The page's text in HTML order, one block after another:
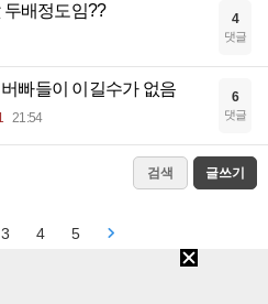
두배정도임?? 4
댓글
빠들이 이길수가 없음
21:54
6
댓글
검색 글쓰기
3 4 5